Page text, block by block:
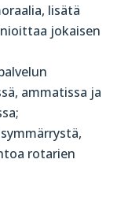
lisätä
jokaisen
ammatissa ja
rotarien